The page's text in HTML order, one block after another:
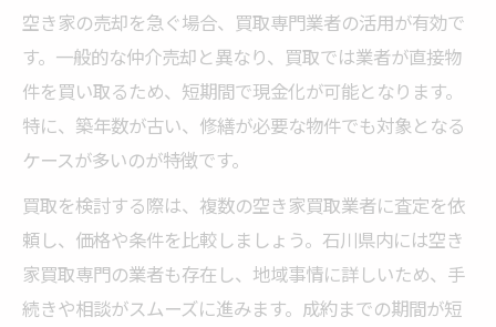
空き家の売却を急ぐ場合、買取専門業者の活用が有効で
す。一般的な仲介売却と異なり、買取では業者が直接物
件を買い取るため、短期間で現金化が可能となります。
特に、築年数が古い、修繕が必要な物件でも対象となる
ケースが多いのが特徴です。
買取を検討する際は、複数の空き家買取業者に査定を依
頼し、価格や条件を比較しましょう。石川県内には空き
家買取専門の業者も存在し、地域事情に詳しいため、手
続きや相談がスムーズに進みます。成約までの期間が短